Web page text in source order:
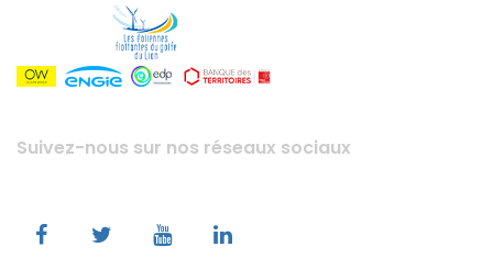
Suivez-nous sur nos réseaux sociaux